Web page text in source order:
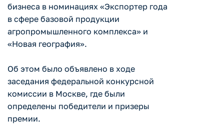
бизнеса в номинациях «Экспортер года
в сфере базовой продукции
агропромышленного комплекса» и
«Новая география».
Об этом было объявлено в ходе
заседания федеральной конкурсной
комиссии в Москве, где были
определены победители и призеры
премии.